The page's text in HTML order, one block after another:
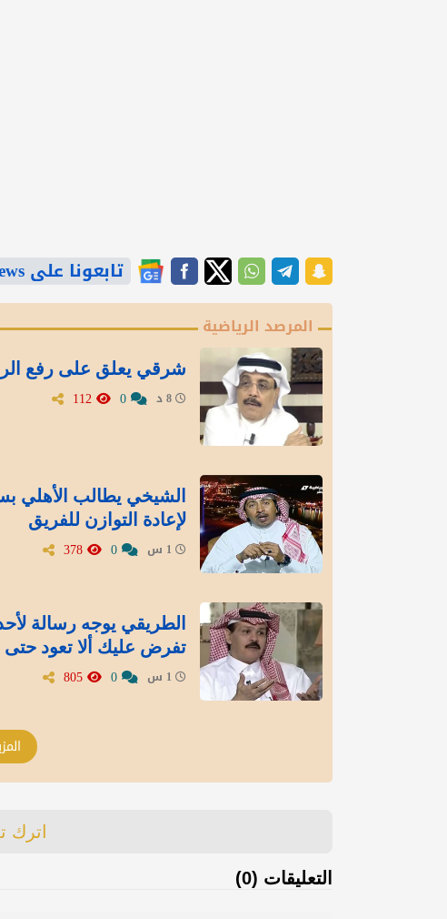
تابعونا على Google News
المرصد الرياضية
شرقي يعلق على رفع
الشيخي يطالب
لإعادة التوازن للفريق
الطريقي يوجه رسالة
تفرض عليك ألا تعود
اترك
التعليقات (0)